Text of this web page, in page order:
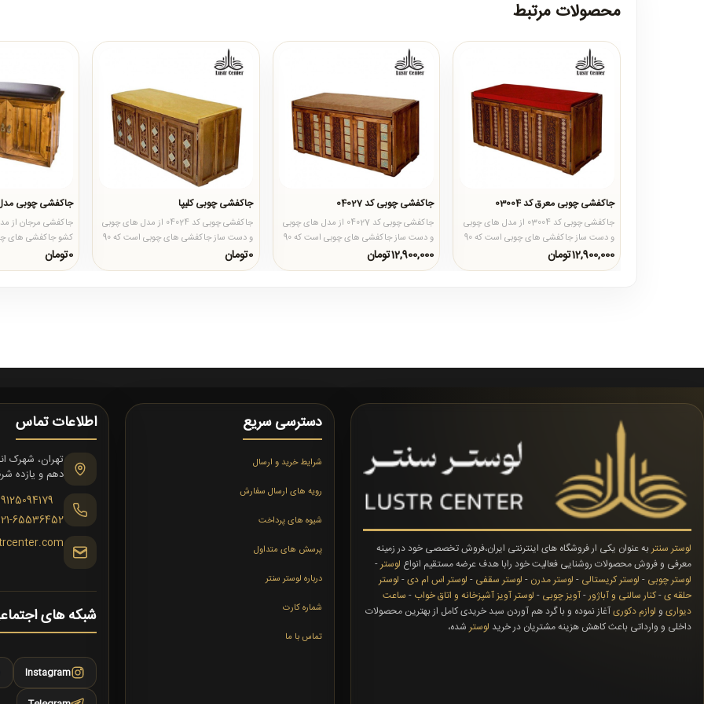
محصولات مرتبط
جاکفشی چوبی معرق کد 03004
جاکفشی چوبی کد 03004 از مدل های چوبی
و دست ساز جاکفشی های چوبی است که 90
درصد تولید و طرح های معرق ک..
12,900,000تومان
جاکفشی چوبی کد 04027
جاکفشی چوبی کد 04027 از مدل های چوبی
و دست ساز جاکفشی های چوبی است که 90
درصد تولید و طرح های معرق ک..
12,900,000تومان
جاکفشی چوبی کلیپا
جاکفشی چوبی کد 04024 از مدل های چوبی
و دست ساز جاکفشی های چوبی است که 90
درصد تولید و طرح های معرق ک..
0تومان
جاکفشی چوبی
کشو جاکفشی های
عرض محصول 100 در 36 و ارتفاع..
0تومان
لوستر سنتربه عنوان یکی ار فروشگاه های اینترنتی ایران،فروش تخصصی خود در زمینه
معرفی و فروش محصولات روشنایی فعالیت خود رابا هدف عرضه مستقیم انواع لوستر-
لوستر چوبی - لوستر کریستالی - لوستر مدرن - لوستر سقفی - لوستر اس ام دی- لوستر
حلقه ی-کنار سالنی و آباژور-آویز چوبی - لوستر آویز آشپزخانه و اتاق خواب - ساعت
دیواری و لوازم دکوریآغاز نموده و با گرد هم آوردن سبد خریدی کامل از بهترین محصولات
داخلی و وارداتی باعث کاهش هزینه مشتریان در خرید لوسترشده،
دسترسی سریع
شرایط خرید و ارسال
رویه های ارسال سفارش
شیوه های پرداخت
پرسش های متداول
درباره لوستر سنتر
شماره کارت
تماس با ما
اطلاعات تماس
دهم و یازده
65536452
شبکه های
Instagram